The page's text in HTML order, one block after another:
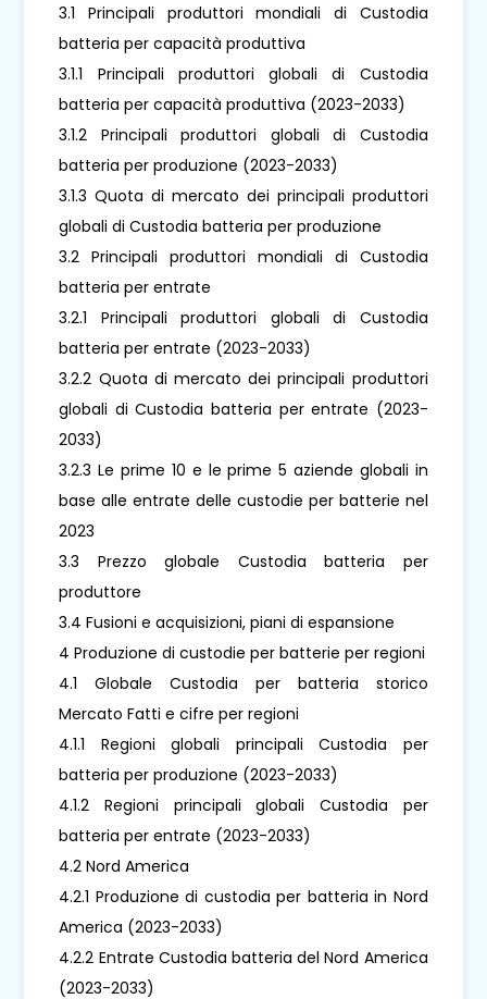
3.1 Principali produttori mondiali di Custodia
batteria per capacità produttiva
3.1.1 Principali produttori globali di Custodia
batteria per capacità produttiva (2023-2033)
3.1.2 Principali produttori globali di Custodia
batteria per produzione (2023-2033)
3.1.3 Quota di mercato dei principali produttori
globali di Custodia batteria per produzione
3.2 Principali produttori mondiali di Custodia
batteria per entrate
3.2.1 Principali produttori globali di Custodia
batteria per entrate (2023-2033)
3.2.2 Quota di mercato dei principali produttori
globali di Custodia batteria per entrate (2023-
2033)
3.2.3 Le prime 10 e le prime 5 aziende globali in
base alle entrate delle custodie per batterie nel
2023
3.3 Prezzo globale Custodia batteria per
produttore
3.4 Fusioni e acquisizioni, piani di espansione
4 Produzione di custodie per batterie per regioni
4.1 Globale Custodia per batteria storico
Mercato Fatti e cifre per regioni
4.1.1 Regioni globali principali Custodia per
batteria per produzione (2023-2033)
4.1.2 Regioni principali globali Custodia per
batteria per entrate (2023-2033)
4.2 Nord America
4.2.1 Produzione di custodia per batteria in Nord
America (2023-2033)
4.2.2 Entrate Custodia batteria del Nord America
(2023-2033)